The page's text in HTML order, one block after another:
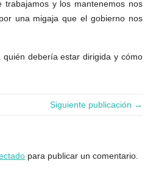
trabajamos y los mantenemos nos
una migaja que el gobierno nos
debería estar dirigida y cómo
Siguiente publicación →
para publicar un comentario.